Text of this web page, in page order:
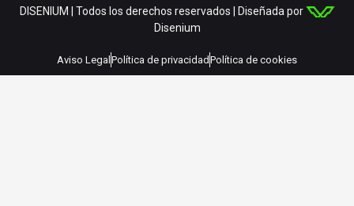
DISENIUM | Todos los derechos reservados | Diseñada por
Disenium
Aviso Legal Política de privacidad Política de cookies